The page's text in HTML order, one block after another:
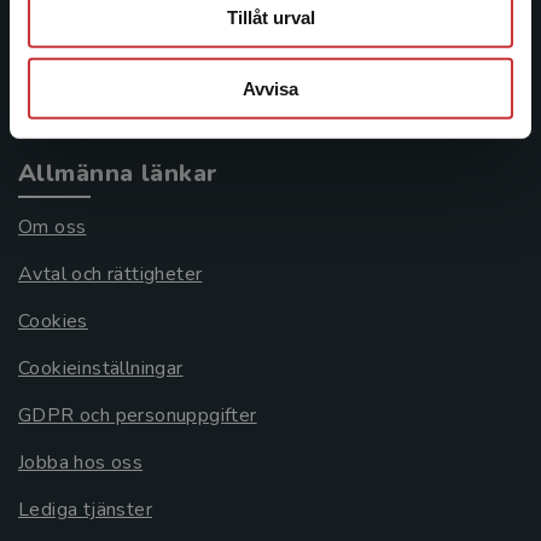
Tillåt urval
Avvisa
Köpvillkor
Allmänna länkar
Om oss
Avtal och rättigheter
Cookies
Cookieinställningar
GDPR och personuppgifter
Jobba hos oss
Lediga tjänster